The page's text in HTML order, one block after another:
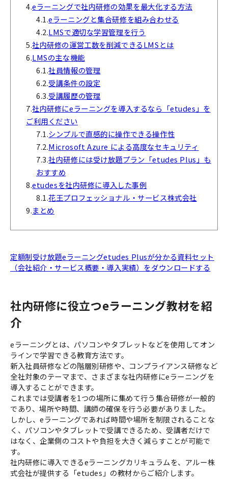
4.eラーニングで社内研修の効果を最大化する方法
4.1.eラーニングと集合研修を組み合わせる
4.2.LMSで適切な学習管理を行う
5.社内研修の運営工数を削減できるLMSとは
6.LMSの主な機能
6.1.社員情報の管理
6.2.受講条件の設定
6.3.受講履歴の管理
7.社内研修にeラーニングを導入するなら「etudes」を
ご利用ください
7.1.シンプルで直感的に操作できる操作性
7.2.Microsoft Azure による高度なセキュリティ
7.3.社内研修には受け放題プラン「etudes Plus」も
おすすめ
8.etudesを社内研修に導入した事例
8.1.花王プロフェッショナル・サービス株式会社
9.まとめ
定額制受け放題eラーニングetudes Plusが分かる資料セット
（会社紹介・サービス概要・導入実績）をダウンロードする
社内研修に役立つeラーニング教材を紹
介
eラーニングとは、パソコンやタブレットなどを使用してオン
ラインで学習できる教育方法です。
新入社員研修などの階層別研修や、コンプライアンス研修など
全社対象のテーマまで、さまざまな社内研修にeラーニングを
導入することができます。
これまでは受講者を1つの場所に集めて行う集合研修が一般的
であり、場所や時間、講師の確保を行う必要がありました。
しかし、eラーニングであれば時間や場所を制限されることな
く、パソコンやタブレットで受講できるため、受講者だけで
はなく、企業側のコストや負担を大きく減らすことが可能で
す。
社内研修に導入できるeラーニングカリキュラムを、アルー株
式会社が提供する「etudes」の教材からご紹介します。